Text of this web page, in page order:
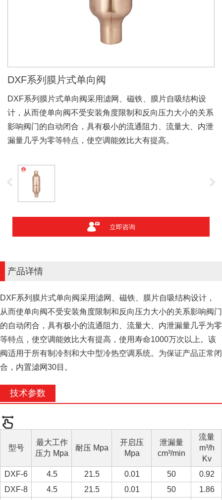
DXF系列膜片式单向阀
DXF系列膜片式单向阀采用滤网、磁铁、膜片自吸结构设
计，从而使单向阀不受安装角度限制和反向压力大小的关系
影响阀门的自动闭合，具有极小的流通阻力、流量大、内泄
漏量几乎为零等特点，使空调能效比大有提高。
立即咨询
产品详情
DXF系列膜片式单向阀采用滤网、磁铁、膜片自吸结构设计，
从而使单向阀不受安装角度限制和反向压力大小的关系影响阀门
的自动闭合，具有极小的流通阻力、流量大、内泄漏量几乎为零
等特点，使空调能效比大有提高，使用寿命1000万次以上。该
阀适用于所有制冷剂和大中型冷热空调系统。为保证产品正常闭
合，内置滤网30目。
技术参数
型号
最大工作
压力 Mpa
耐压 Mpa
开启压
Mpa
泄漏量
cm³/min
流量
m³/h
Kv
DXF-6
4.5 21.5 0.01 50
0.92
DXF-8
4.5 21.5 0.01 50
1.86